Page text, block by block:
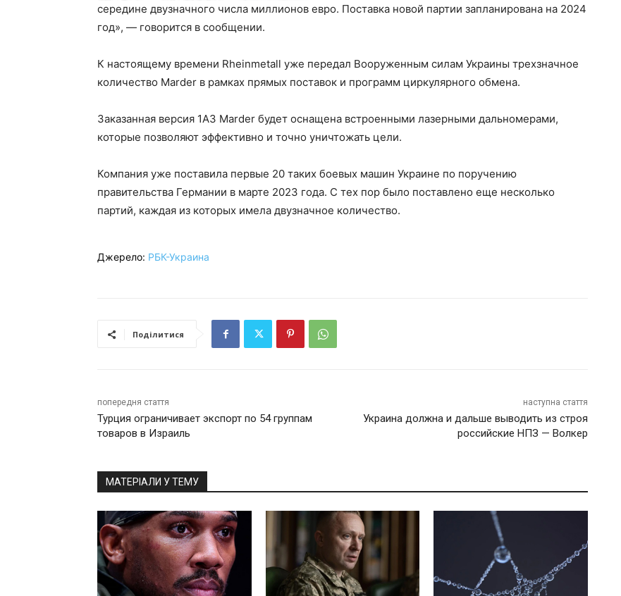
середине двузначного числа миллионов евро. Поставка новой партии запланирована на 2024
год», — говорится в сообщении.
К настоящему времени Rheinmetall уже передал Вооруженным силам Украины трехзначное
количество Marder в рамках прямых поставок и программ циркулярного обмена.
Заказанная версия 1A3 Marder будет оснащена встроенными лазерными дальномерами,
которые позволяют эффективно и точно уничтожать цели.
Компания уже поставила первые 20 таких боевых машин Украине по поручению
правительства Германии в марте 2023 года. С тех пор было поставлено еще несколько
партий, каждая из которых имела двузначное количество.
Джерело: РБК-Украина
Поділитися
попередня стаття
Турция ограничивает экспорт по 54 группам
товаров в Израиль
наступна стаття
Украина должна и дальше выводить из строя
российские НПЗ — Волкер
МАТЕРІАЛИ У ТЕМУ